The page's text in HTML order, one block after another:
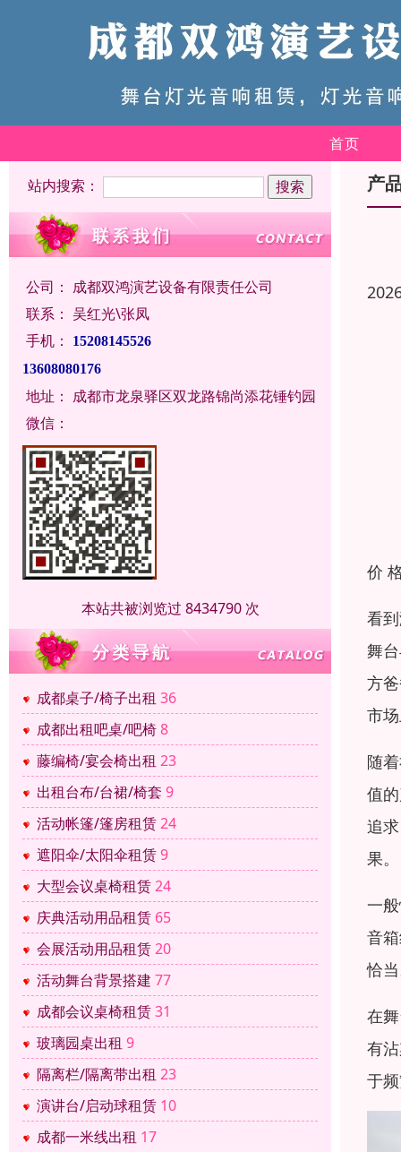
首页
站内搜索：
公司： 成都双鸿演艺设备有限责任公司
联系： 吴红光\张凤
手机：
15208145526
13608080176
地址： 成都市龙泉驿区双龙路锦尚添花锤钓园
微信：
本站共被浏览过 8434790 次
成都桌子/椅子出租 36
成都出租吧桌/吧椅8
藤编椅/宴会椅出租 23
出租台布/台裙/椅套 9
活动帐篷/篷房租赁24
遮阳伞/太阳伞租赁9
大型会议桌椅租赁24
庆典活动用品租赁 65
会展活动用品租赁20
活动舞台背景搭建 77
成都会议桌椅租赁31
玻璃园桌出租 9
隔离栏/隔离带出租 23
演讲台/启动球租赁 10
成都一米线出租 17
产
价
看
舞
方
市
随
值
追
果。
一
音
恰
在
有
于